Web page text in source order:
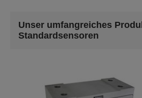
Unser umfangreiches
Standardsensoren